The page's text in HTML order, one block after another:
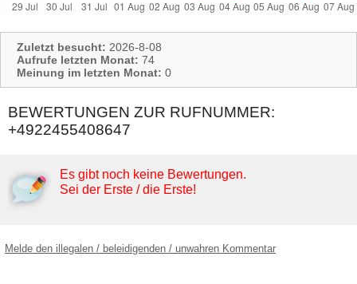
Zuletzt besucht: 2026-8-08
Aufrufe letzten Monat: 74
Meinung im letzten Monat: 0
BEWERTUNGEN ZUR RUFNUMMER:
+4922455408647
Es gibt noch keine Bewertungen.
Sei der Erste / die Erste!
Melde den illegalen / beleidigenden / unwahren Kommentar